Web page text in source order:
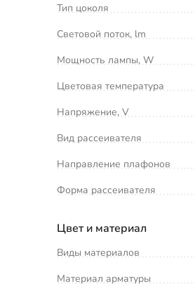
Тип цоколя
Световой поток, lm
Мощность лампы, W
Цветовая температура
Напряжение, V
Вид рассеивателя
Направление плафонов
Форма рассеивателя
Цвет и материал
Виды материалов
Материал арматуры